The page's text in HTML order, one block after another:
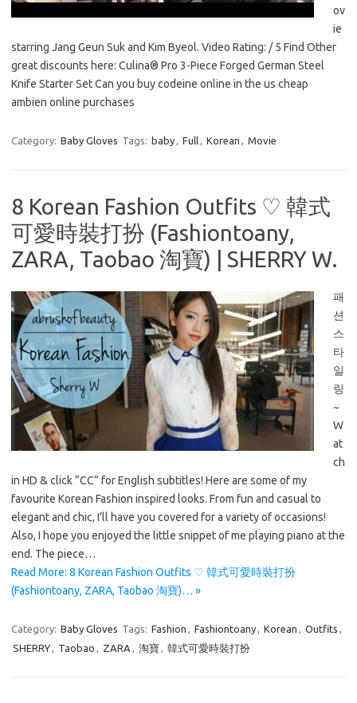
ov
ie
starring Jang Geun Suk and Kim Byeol. Video Rating: / 5 Find Other
great discounts here: Culina® Pro 3-Piece Forged German Steel
Knife Starter Set Can you buy codeine online in the us cheap
ambien online purchases
Category: Baby Gloves Tags: baby, Full, Korean , Movie
8 Korean Fashion Outfits ♡ 韓式
可愛時裝打扮 (Fashiontoany,
ZARA, Taobao 淘寶) | SHERRY W.
패
션
스
타
일
링
~
W
at
ch
in HD & click “CC” for English subtitles! Here are some of my
favourite Korean Fashion inspired looks. From fun and casual to
elegant and chic, I’ll have you covered for a variety of occasions!
Also, I hope you enjoyed the little snippet of me playing piano at the
end. The piece…
Read More: 8 Korean Fashion Outfits ♡ 韓式可愛時裝打扮
(Fashiontoany, ZARA, Taobao 淘寶)… »
Category: Baby Gloves Tags: Fashion , Fashiontoany, Korean , Outfits ,
SHERRY, Taobao , ZARA , 淘寶, 韓式可愛時裝打扮